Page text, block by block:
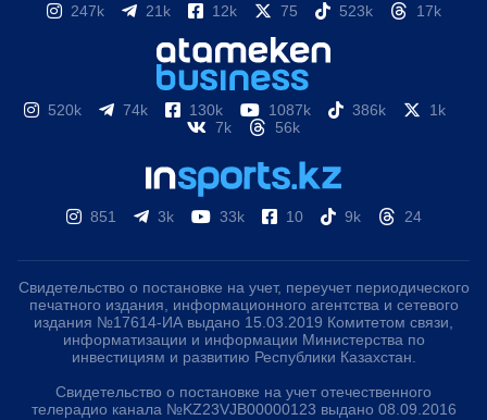
247k 21k 12k 75 523k 17k
520k 74k 130k 1087k 386k
1k
7k
56k
851 3k 33k 10 9k 24
Свидетельство о постановке на учет, переучет периодического
печатного издания, информационного агентства и сетевого
издания №17614-ИА выдано 15.03.2019 Комитетом связи,
информатизации и информации Министерства по
инвестициям и развитию Республики Казахстан.
Свидетельство о постановке на учет отечественного
телерадио канала №KZ23VJB00000123 выдано 08.09.2016